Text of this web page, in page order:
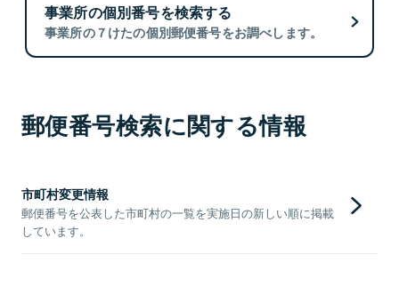
事業所の個別番号を検索する
事業所の７けたの個別郵便番号をお調べします。
郵便番号検索に関する情報
市町村変更情報
郵便番号を公表した市町村の一覧を実施日の新しい順に掲載
しています。